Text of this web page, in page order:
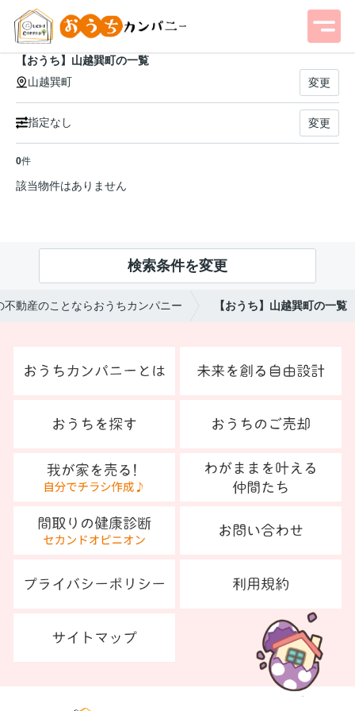
【おうち】山越巽町の一覧
山越巽町
変更
指定なし 変更
0件
該当物件はありません
検索条件を変更
不動産のことならおうちカンパニー 【おうち】山越巽町の一覧